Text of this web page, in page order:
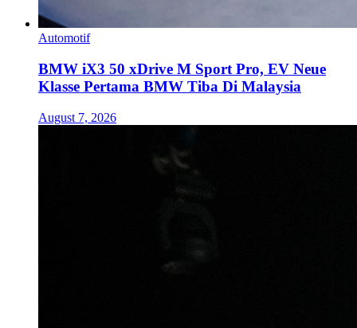
Automotif
BMW iX3 50 xDrive M Sport Pro, EV Neue
Klasse Pertama BMW Tiba Di Malaysia
August 7, 2026